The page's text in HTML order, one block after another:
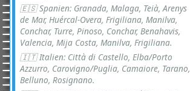
🇪🇸 Spanien: Granada, Malaga, Teià, Arenys
de Mar, Huércal-Overa, Frigiliana, Manilva,
Conchar, Turre, Pinoso, Conchar, Benahavis,
Valencia, Mija Costa, Manilva, Frigiliana.
🇮🇹 Italien: Città di Castello, Elba/Porto
Azzurro, Carovigno/Puglia, Camaiore, Tarano,
Belluno, Rosignano.